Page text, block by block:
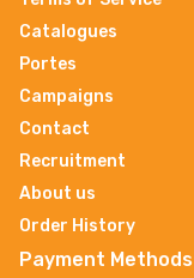
Catalogues
Portes
Campaigns
Contact
Recruitment
About us
Order History
Payment Methods